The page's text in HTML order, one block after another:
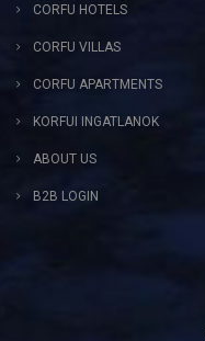
CORFU HOTELS
CORFU VILLAS
CORFU APARTMENTS
KORFUI INGATLANOK
ABOUT US
B2B LOGIN